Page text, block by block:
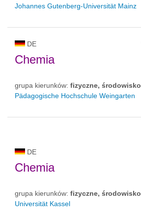
Johannes Gutenberg-Universität Mainz
DE
Chemia
grupa kierunków: fizyczne, środowisko
Pädagogische Hochschule Weingarten
DE
Chemia
grupa kierunków: fizyczne, środowisko
Universität Kassel